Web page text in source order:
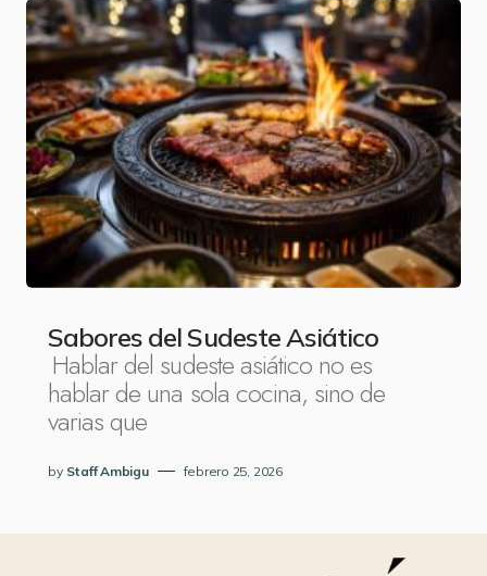
Sabores del Sudeste Asiático
Hablar del sudeste asiático no es
hablar de una sola cocina, sino de
varias que
by Staff Ambigu febrero 25, 2026